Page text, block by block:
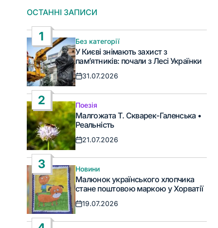
ОСТАННІ ЗАПИСИ
1
Опублікувати
у
Без категорії
У Києві знімають захист з
пам’ятників: почали з Лесі Українки
Дата
31.07.2026
2
Опублікувати
у
Поезія
Малгожата Т. Скварек-Галенська •
Реальність
Дата
21.07.2026
3
Опублікувати
у
Новини
Малюнок українського хлопчика
стане поштовою маркою у Хорватії
Дата
19.07.2026